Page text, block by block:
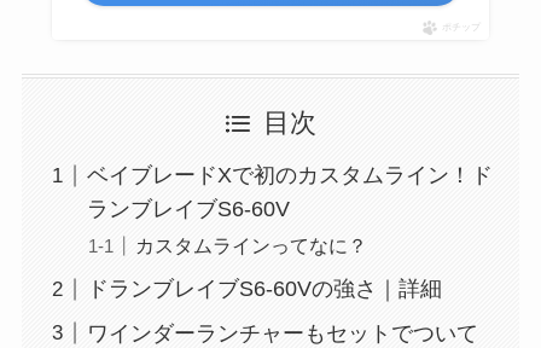
ポチップ
目次
ベイブレードXで初のカスタムライン！ド
ランブレイブS6-60V
カスタムラインってなに？
ドランブレイブS6-60Vの強さ｜詳細
ワインダーランチャーもセットでついて